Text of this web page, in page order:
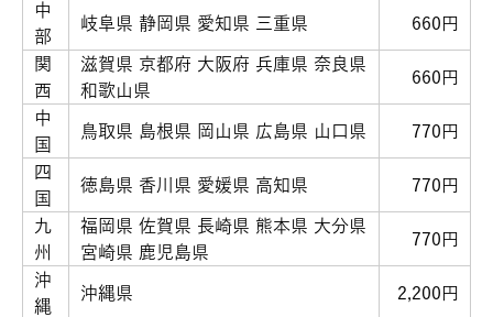
中
部
岐阜県 静岡県 愛知県 三重県 660円
関
西
滋賀県 京都府 大阪府 兵庫県 奈良県
和歌山県
660円
中
国
鳥取県 島根県 岡山県 広島県 山口県 770円
四
国
徳島県 香川県 愛媛県 高知県 770円
九
州
福岡県 佐賀県 長崎県 熊本県 大分県
宮崎県 鹿児島県
770円
沖
縄
沖縄県 2,200円